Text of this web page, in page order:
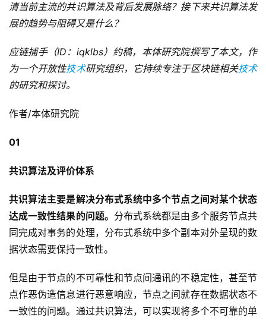
清当前主流的共识算法及背后发展脉络？接下来共识算法发
展的趋势与阻碍又是什么？
应链捕手（ID：iqklbs）约稿，本体研究院撰写了本文，作
为一个开放性技术研究组织，它持续专注于区块链相关技术
的研究和探讨。
作者/本体研究院
01
共识算法及评价体系
共识算法主要是解决分布式系统中多个节点之间对某个状态
达成一致性结果的问题。 分布式系统都是由多个服务节点共
同完成对事务的处理，分布式系统中多个副本对外呈现的数
据状态需要保持一致性。
但是由于节点的不可靠性和节点间通讯的不稳定性，甚至节
点作恶伪造信息进行恶意响应，节点之间就存在数据状态不
一致性的问题。通过共识算法，可以实现将多个不可靠的单